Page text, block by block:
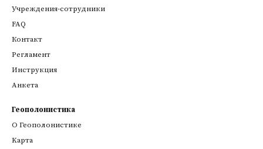
Учреждения-сотрудники
FAQ
Контакт
Регламент
Инструкция
Анкета
Геополонистика
О Геополонистике
Kарта